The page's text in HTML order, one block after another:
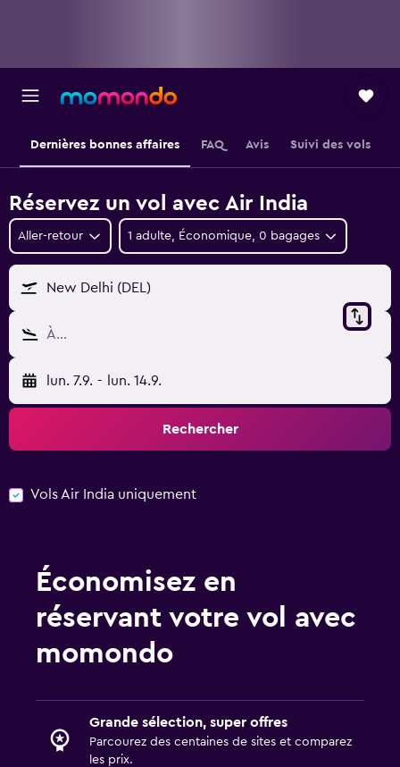
Dernières bonnes affaires FAQ Avis Suivi des vols
Réservez un vol avec Air India
Aller-retour 1 adulte, Économique, 0 bagages
New Delhi (DEL)
À…
lun. 7.9. - lun. 14.9.
Rechercher
Vols Air India uniquement
Économisez en
réservant votre vol avec
momondo
Grande sélection, super offres
Parcourez des centaines de sites et comparez
les prix.